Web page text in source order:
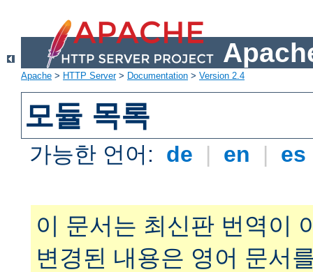
Apache > HTTP Server> Documentation > Version 2.4
모듈 목록
가능한 언어: de | en | es
이 문서는 최신판 번역이
변경된 내용은 영어 문서